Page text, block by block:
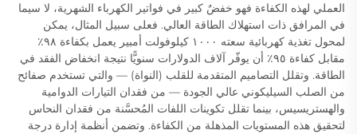
العملي لهذه الكفاءة فهو خفضٌ كبير في فواتير الكهرباء الشهرية، لا سيما
في المرافق ذات استهلاك الطاقة العالي. فعلى سبيل المثال، يمكن
لمحول تغذية كهربائية سعته ١٠٠٠ كيلوفولت أمبير يعمل بكفاءة ٩٨٪
مقابل كفاءة ٩٥٪ أن يوفّر آلاف الدولارات سنويًّا نتيجة انخفاض الفقد في
الطاقة. وتقلل التصاميم المتقدمة للقلب (النواة) — والتي تستخدم صفائح
من الصلب السيليكوني عالي الجودة — من فقدان التيارات الدوامية
والهستريسيس، بينما تقلل تكوينات اللفات المُحسَّنة من فقدان النحاس
لتحقيق هذه المستويات المذهلة من الكفاءة. وتضمن أنظمة إدارة درجة